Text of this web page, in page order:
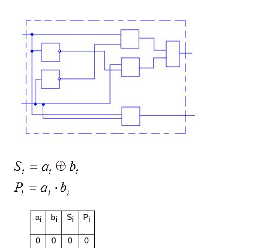
ai bi Si Pi
0 0 0 0